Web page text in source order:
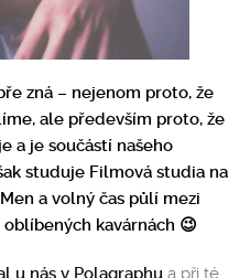
zná – nejenom proto, že
ale především proto, že
a je součástí našeho
studuje Filmová studia na
a volný čas půlí mezi
kavárnách 😉
u nás v Polagraphu a při té